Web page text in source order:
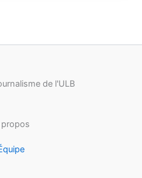
de l'ULB